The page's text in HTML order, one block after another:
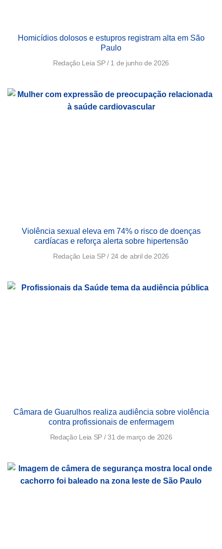
Homicídios dolosos e estupros registram alta em São
Paulo
Redação Leia SP 1 de junho de 2026
Violência sexual eleva em 74% o risco de doenças
cardíacas e reforça alerta sobre hipertensão
Redação Leia SP 24 de abril de 2026
Câmara de Guarulhos realiza audiência sobre violência
contra profissionais de enfermagem
Redação Leia SP 31 de março de 2026